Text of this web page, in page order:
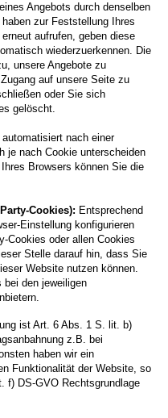
Angebots durch denselben
zur Feststellung Ihres
aufrufen, geben diese
wiederzuerkennen. Die
unsere Angebote zu
auf unsere Seite zu
oder Sie sich
gelöscht.
automatisiert nach einer
je nach Cookie unterscheiden
Browsers können Sie die
Cookies): Entsprechend
Einstellung konfigurieren
Cookies oder allen Cookies
Stelle darauf hin, dass Sie
Website nutzen können.
bei den jeweiligen
ist Art. 6 Abs. 1 S. lit. b)
z.B. bei
haben wir ein
Funktionalität der Website, so
f) DS-GVO Rechtsgrundlage